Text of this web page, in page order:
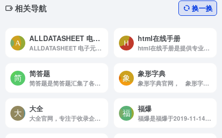
相关导航 换一换
ALLDATASHEET 电子元件搜索引擎
ALLDATASHEET 电子元件搜索引擎官网，电子元件和半导体， 集成电路， 二极管， 三端双向可控硅和其他半导体的
html在线手册
html在线手册是提供专业的计算机在线帮助指南,包括各种在线开发手册,
简答题
简答题是简答题汇集了各职业资格考试真题与大学网课（超星尔雅、学习通、云青书学堂、知到、智慧树、中国大学慕课等）题目，拥有真实可靠的答案，并为您提供答案解析与错题记录，是各类考...
象形字典
象形字典官网， 象形字典是一部在线版的汉字学习辞典，内容并非仅针对象形字，而是广博地搜罗各类汉字，提供字头信息，字形演变，造字解说等等，还有引申用法及分类词汇，让你耳目一新，豁然开朗的在线汉语字典：象形依据，理性解说;古老汉字，深度激活。
大全
大全官网，专注于收录企业，品牌，机构，团体或个人的官方网站，官网大全的使命是帮助网民识别真正的官方网站，从而避开日益增多的山寨，冒牌网站，以维护官方网站的权威性。
福爆
福爆是福爆于2019-11-14收录于洛库...